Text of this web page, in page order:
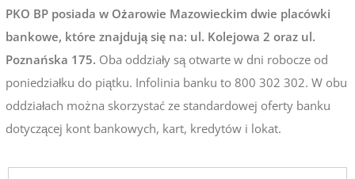
PKO BP posiada w Ożarowie Mazowieckim dwie placówki
bankowe, które znajdują się na: ul. Kolejowa 2 oraz ul.
Poznańska 175. Oba oddziały są otwarte w dni robocze od
poniedziałku do piątku. Infolinia banku to 800 302 302. W obu
oddziałach można skorzystać ze standardowej oferty banku
dotyczącej kont bankowych, kart, kredytów i lokat.